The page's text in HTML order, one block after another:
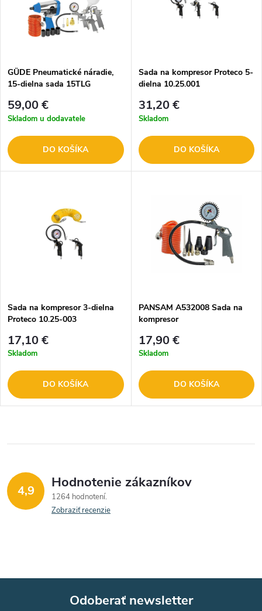
GÜDE Pneumatické náradie,
15-dielna sada 15TLG
59,00 €
Skladom u dodavatele
DO KOŠÍKA
Sada na kompresor Proteco 5-
dielna 10.25.001
31,20 €
Skladom
DO KOŠÍKA
Sada na kompresor 3-dielna
Proteco 10.25-003
17,10 €
Skladom
DO KOŠÍKA
PANSAM A532008 Sada na
kompresor
17,90 €
Skladom
DO KOŠÍKA
4,9 Hodnotenie zákazníkov
1264 hodnotení
Zobraziť recenzie
Odoberať newsletter